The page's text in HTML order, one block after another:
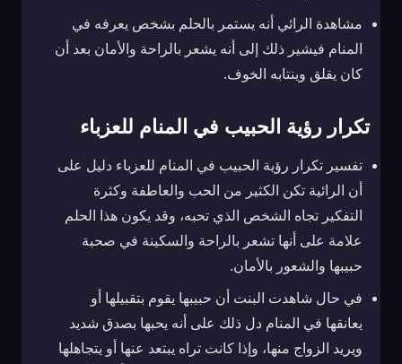
مشاهدة الرائي أنه يستمر بالحلم بشخص يعرفه في
المنام فيشير ذلك إلى أنه يشعر بالراحة والأمان بعد أن
كان يقلق وينتابه الخوف.
تكرار رؤية الحبيب في المنام للعزباء
تفسير تكرار رؤية الحبيب في المنام للعزباء دليل على
أن الرائية تكن الكثير من الحب والعاطفة وكثرة
التفكير تجاه الشخص الذي تحبه، وقد يكون هذا الحلم
علامة على أنها تشعر بالراحة والسكينة في صحبة
حبيبها والشعور بالأمان.
في حال شاهدت البنت أن حبيبها يقوم بتقبيلها أو
يعانقها في المنام دل ذلك على أنه يحبها بصدق شديد
ويريد الزواج منها، وإذا كانت تراه يبتعد عنها أو يتجاهلها